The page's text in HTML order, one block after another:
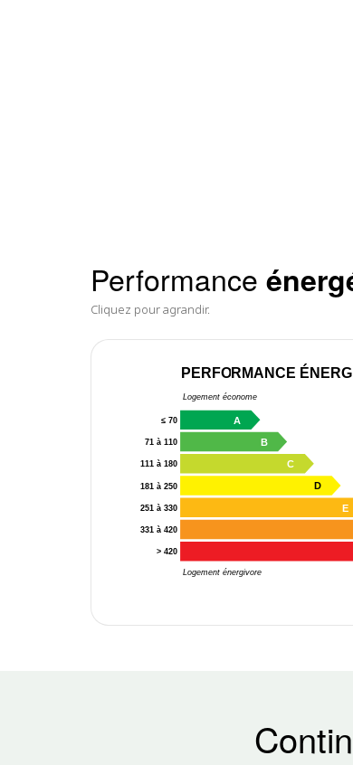
Performance
Cliquez pour agrandir.
PERFORMANCE
Logement économe
Logement énergivore
≤ 70 A
71 à 110 B
111 à 180 C
181 à 250 D
251 à 330 E
331 à 420
> 420